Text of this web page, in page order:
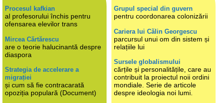
Procesul kafkian
al profesorului închis pentru
ofensarea elevilor trans
Mircea Cărtărescu
are o teorie halucinantă despre
diaspora
Strategia de accelerare a
migrației
și cum să fie contracarată
opoziția populară (Document)
Grupul special din guvern
pentru coordonarea colonizării
Cariera lui Călin Georgescu
parcursul unui om din sistem și
relațiile lui
Sursele globalismului
cărțile și personalitățile, care au
contribuit la proiectul noii ordini
mondiale. Serie de articole
despre ideologia noi lumi.